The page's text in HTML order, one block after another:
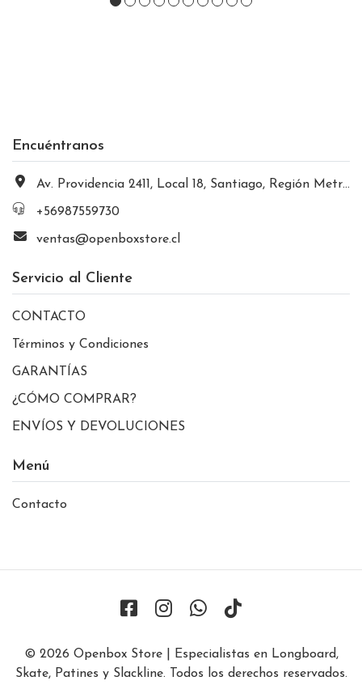
Encuéntranos
Av. Providencia 2411, Local 18, Santiago, Región Metropolitana, Chile
+56987559730
ventas@openboxstore.cl
Servicio al Cliente
CONTACTO
Términos y Condiciones
GARANTÍAS
¿CÓMO COMPRAR?
ENVÍOS Y DEVOLUCIONES
Menú
Contacto
© 2026 Openbox Store | Especialistas en Longboard,
Skate, Patines y Slackline. Todos los derechos reservados.